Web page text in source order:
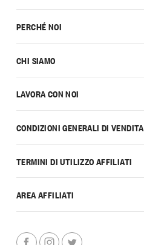
PERCHÉ NOI
CHI SIAMO
LAVORA CON NOI
CONDIZIONI GENERALI DI VENDITA
TERMINI DI UTILIZZO AFFILIATI
AREA AFFILIATI